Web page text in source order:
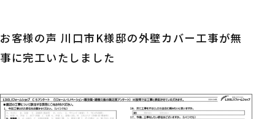
お客様の声 川口市K様邸の外壁カバー工事が無
事に完工いたしました